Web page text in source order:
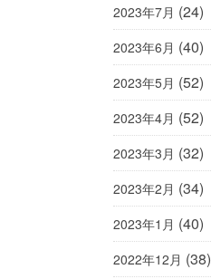
2023年7月 (24)
2023年6月 (40)
2023年5月 (52)
2023年4月 (52)
2023年3月 (32)
2023年2月 (34)
2023年1月 (40)
2022年12月 (38)